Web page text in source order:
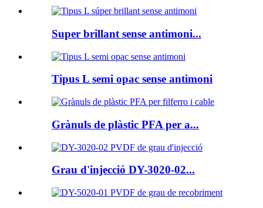
Super brillant sense antimoni...
Tipus L semi opac sense antimoni
Grànuls de plàstic PFA per a...
Grau d'injecció DY-3020-02...